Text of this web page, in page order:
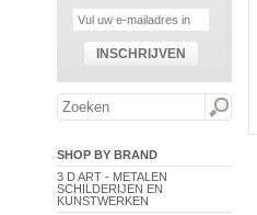
INSCHRIJVEN
SHOP BY BRAND
3 D ART - METALEN
SCHILDERIJEN EN
KUNSTWERKEN